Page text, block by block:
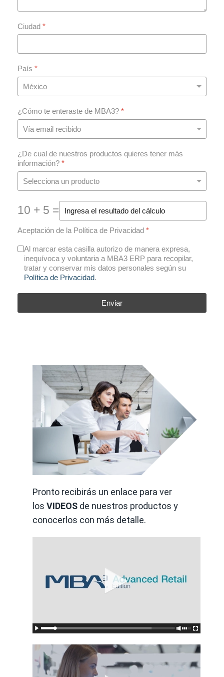
Pronto recibirás un enlace para ver
los VIDEOS de nuestros productos y
conocerlos con más detalle.
Ciudad *
País *
¿Cómo te enteraste de MBA3? *
¿De cual de nuestros productos quieres tener más
información? *
10 + 5 =
Aceptación de la Política de Privacidad *
Al marcar esta casilla autorizo de manera expresa,
inequívoca y voluntaria a MBA3 ERP para recopilar,
tratar y conservar mis datos personales según su
Política de Privacidad.
Enviar